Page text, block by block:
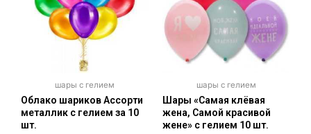
шары с гелием
Облако шариков Ассорти
металлик с гелием за 10
шт.
шары с гелием
Шары «Самая клёвая
жена, Самой красивой
жене» с гелием 10 шт.